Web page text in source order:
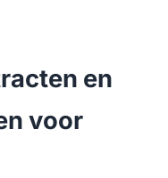
en
voor